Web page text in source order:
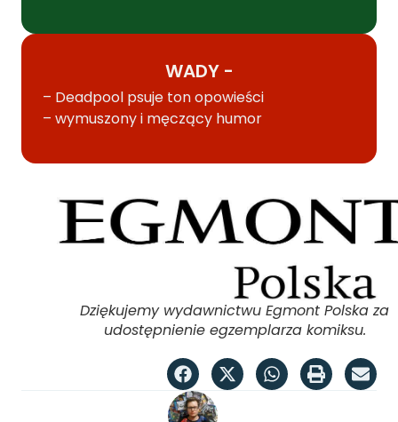
WADY -
– Deadpool psuje ton opowieści
– wymuszony i męczący humor
Dziękujemy wydawnictwu Egmont Polska za
udostępnienie egzemplarza komiksu.